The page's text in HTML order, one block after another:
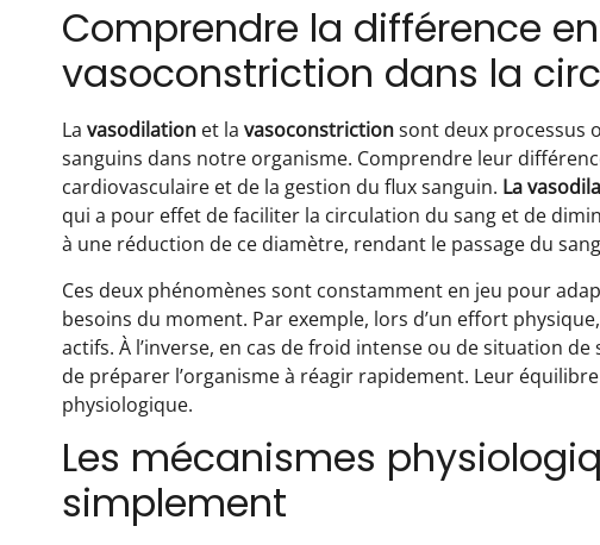
Comprendre la différence
vasoconstriction dans la
La vasodilation et la vasoconstrictionsont deux processus
sanguins dans notre organisme. Comprendre leur
cardiovasculaire et de la gestion du flux sanguin. La
qui a pour effet de faciliter la circulation du sang et de
à une réduction de ce diamètre, rendant le passage du
Ces deux phénomènes sont constamment en jeu pour
besoins du moment. Par exemple, lors d’un effort
actifs. À l’inverse, en cas de froid intense ou de situation
de préparer l’organisme à réagir rapidement. Leur
physiologique.
Les mécanismes
simplement